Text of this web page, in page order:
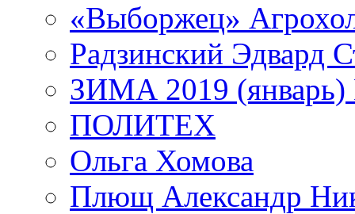
«Выборжец»
Радзинский Эдвард
ЗИМА 2019 (январь)
ПОЛИТЕХ
Ольга Хомова
Плющ Александр